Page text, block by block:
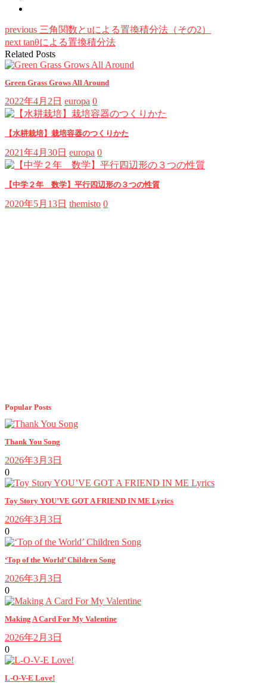
previous 三角関数とuによる置換積分法（その2）
next tanθによる置換積分法
Related Posts
Green Grass Grows All Around
2022年4月2日 europa 0
【水耕栽培】栽培容器のつくりかた
2021年4月30日 europa 0
【中学２年 数学】平行四辺形の３つの性質
2020年5月13日 themisto 0
Popular Posts
Thank You Song
2026年3月3日
0
Toy Story YOU’VE GOT A FRIEND IN ME Lyrics
2026年3月3日
0
‘Top of the World’ Children Song
2026年3月3日
0
Making A Card For My Valentine
2026年2月3日
0
L-O-V-E Love!